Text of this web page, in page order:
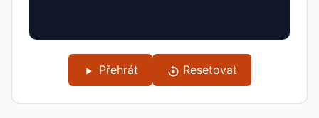
Přehrát Resetovat